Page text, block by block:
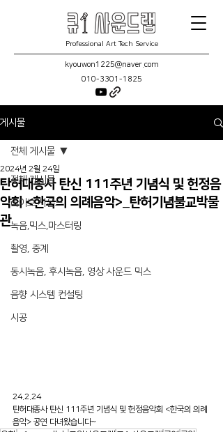
Professional Art Tech Service
kyouwon1225@naver.com
010-3301-1825
게시물
전체 게시물
라이브 사운드
녹음,믹스,마스터링
촬영, 중계
동시녹음, 후시녹음, 영상 사운드 믹스
음향 시스템 컨설팅
시공
전체 게시물
탄허대종사 탄신 111주년 기념식 및 헌정음
악회 <한국의 의례음악>_탄허기념불교박물
관
2024년 2월 24일
24.2.24
탄허대종사 탄신 111주년 기념식 및 헌정음악회 <한국의 의례
음악> 공연 다녀왔습니다~